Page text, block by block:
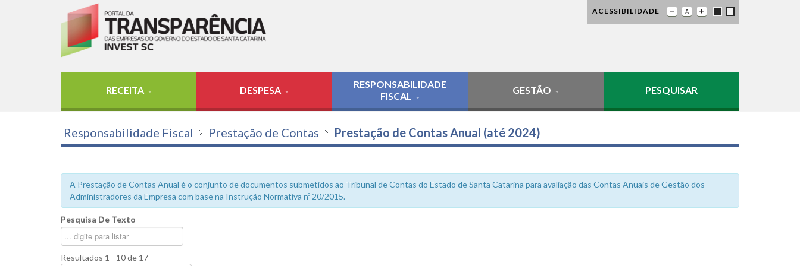
ACESSIBILIDADE
RECEITA DESPESA
RESPONSABILIDADE
FISCAL
GESTÃO PESQUISAR
Responsabilidade Fiscal Prestação de Contas Prestação de Contas Anual (até 2024)
A Prestação de Contas Anual é o conjunto de documentos submetidos ao Tribunal de Contas do Estado de Santa Catarina para avaliação das Contas Anuais de Gestão dos
Administradores da Empresa com base na Instrução Normativa nº 20/2015.
Pesquisa De Texto
Resultados 1 - 10 de 17